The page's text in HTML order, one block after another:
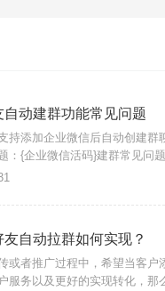
动建群功能常见问题
持添加企业微信后自动创建
：{企业微信活码}建群常见问
码→企业微信活码→一客一群
自动拉群如何实现？
或者推广过程中，希望当客
服务以及更好的实现转化，